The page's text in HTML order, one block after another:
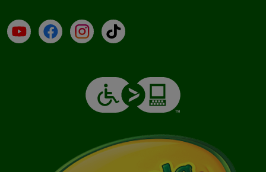
YouTube (en inglés)
Facebook (en inglés)
Instagram (en inglés)
TikTok